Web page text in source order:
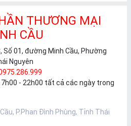
THƯƠNG MẠI
CẦU
Số 01, đường Minh Cầu, Phường
Nguyên
- 22h00 tất cả các ngày trong
P.Phan Đình Phùng, Tỉnh Thái